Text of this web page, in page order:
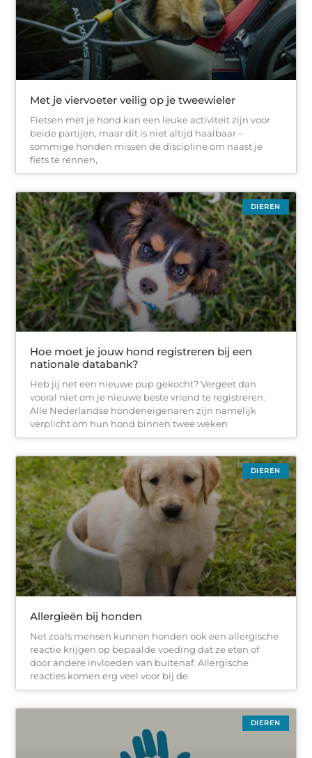
Met je viervoeter veilig op je tweewieler
Fietsen met je hond kan een leuke activiteit zijn voor
beide partijen, maar dit is niet altijd haalbaar –
sommige honden missen de discipline om naast je
fiets te rennen,
DIEREN
Hoe moet je jouw hond registreren bij een
nationale databank?
Heb jij net een nieuwe pup gekocht? Vergeet dan
vooral niet om je nieuwe beste vriend te registreren.
Alle Nederlandse hondeneigenaren zijn namelijk
verplicht om hun hond binnen twee weken
DIEREN
Allergieën bij honden
Net zoals mensen kunnen honden ook een allergische
reactie krijgen op bepaalde voeding dat ze eten of
door andere invloeden van buitenaf. Allergische
reacties komen erg veel voor bij de
DIEREN